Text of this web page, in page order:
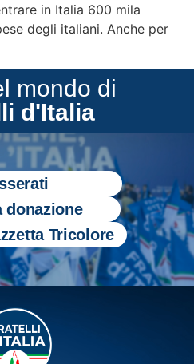
in Italia 600 mila
degli italiani. Anche per
mondo di
d'Italia
donazione
Tricolore